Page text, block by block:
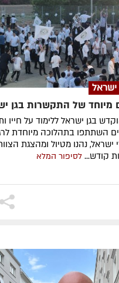
ישראל
מיוחד של התקשרות בגן
בגן ישראל ללימוד על חייו
השתתפו בתהלוכה מיוחדת
נהנו מטיול ומהצגת
קודש... לסיפור המלא